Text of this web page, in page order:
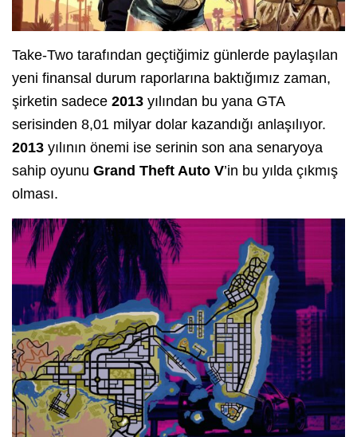
Take-Two tarafından geçtiğimiz günlerde paylaşılan
yeni finansal durum raporlarına baktığımız zaman,
şirketin sadece 2013 yılından bu yana GTA
serisinden 8,01 milyar dolar kazandığı anlaşılıyor.
2013 yılının önemi ise serinin son ana senaryoya
sahip oyunu Grand Theft Auto V’in bu yılda çıkmış
olması.